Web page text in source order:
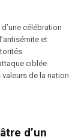
célébration
et
ciblée
de la nation
d’un